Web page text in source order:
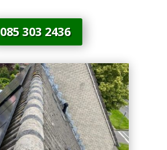
085 303 2436